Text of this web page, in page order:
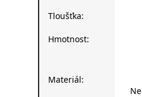
Tloušťka:
Hmotnost:
Materiál: